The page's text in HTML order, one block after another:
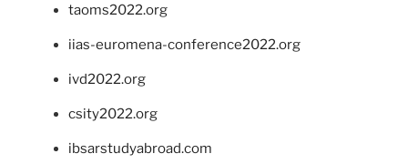
taoms2022.org
iias-euromena-conference2022.org
ivd2022.org
csity2022.org
ibsarstudyabroad.com